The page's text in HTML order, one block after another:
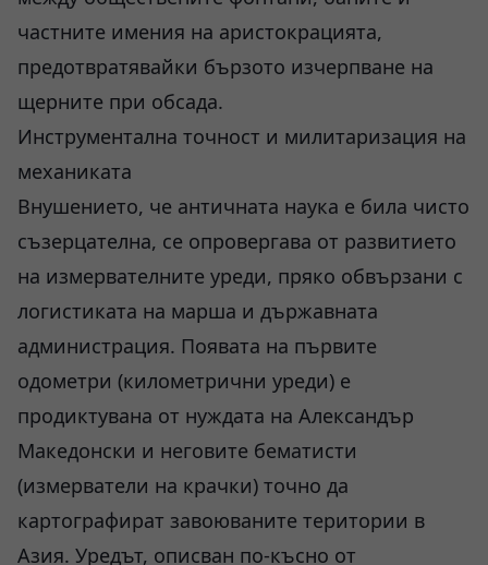
частните имения на аристокрацията,
предотвратявайки бързото изчерпване на
щерните при обсада.
Инструментална точност и милитаризация на
механиката
Внушението, че античната наука е била чисто
съзерцателна, се опровергава от развитието
на измервателните уреди, пряко обвързани с
логистиката на марша и държавната
администрация. Появата на първите
одометри (километрични уреди) е
продиктувана от нуждата на Александър
Македонски и неговите бематисти
(измерватели на крачки) точно да
картографират завоюваните територии в
Азия. Уредът, описван по-късно от